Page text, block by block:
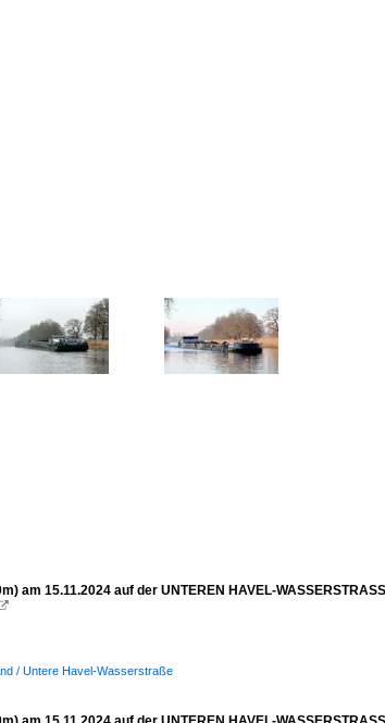
am 15.11.2024 auf der UNTEREN HAVEL-
/ Untere Havel-Wasserstraße